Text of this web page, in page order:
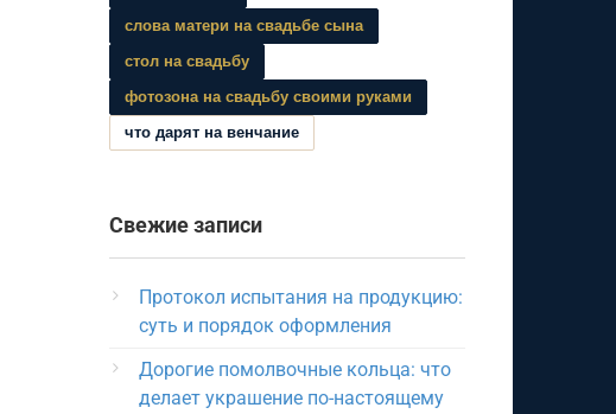
слова матери на свадьбе сына
стол на свадьбу
фотозона на свадьбу своими руками
что дарят на венчание
Свежие записи
Протокол испытания на продукцию:
суть и порядок оформления
Дорогие помолвочные кольца: что
делает украшение по-настоящему